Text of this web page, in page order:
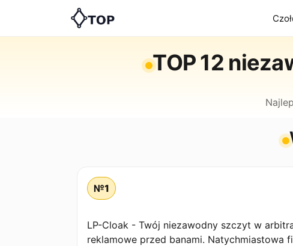
TOP 12
№1
LP-Cloak - Twój niezawodny szczyt w
reklamowe przed banami. Natychmiastowa